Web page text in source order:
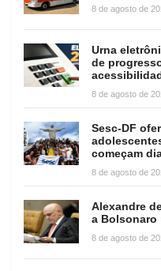
8 de agosto de
Urna
de
8 de agosto de
Sesc-DF
começam
8 de agosto de
Alexandre
a Bolsonaro
8 de agosto de